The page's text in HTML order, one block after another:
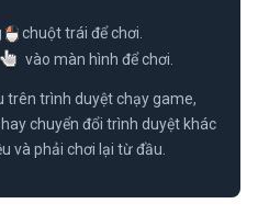
chuột trái để chơi.
vào màn hình để chơi.
trên trình duyệt chạy game,
chuyển đổi trình duyệt khác
và phải chơi lại từ đầu.